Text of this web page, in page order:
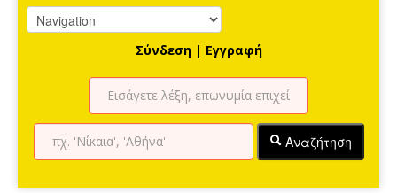
Σύνδεση | Εγγραφή
Αναζήτηση